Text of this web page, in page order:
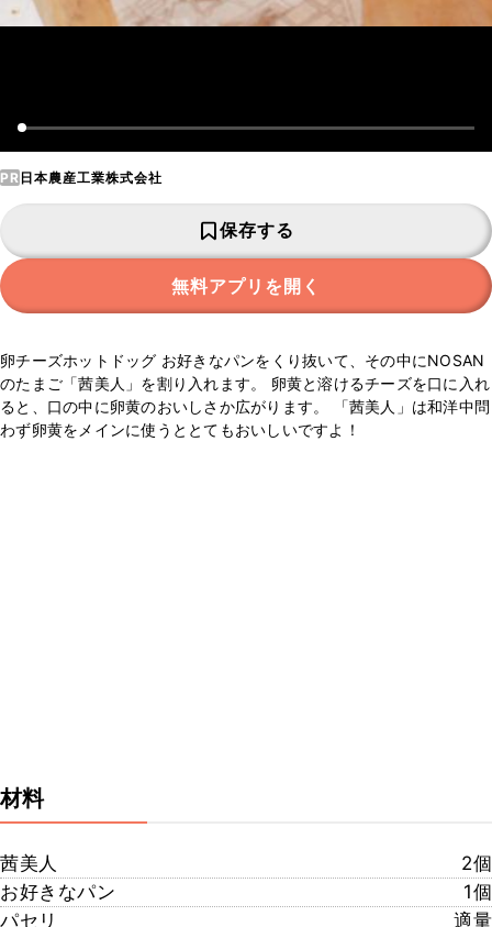
PR 日本農産工業株式会社
保存する
無料アプリを開く
卵チーズホットドッグ お好きなパンをくり抜いて、その中にNOSAN
のたまご「茜美人」を割り入れます。 卵黄と溶けるチーズを口に入れ
ると、口の中に卵黄のおいしさか広がります。 「茜美人」は和洋中問
わず卵黄をメインに使うととてもおいしいですよ！
材料
茜美人
2個
お好きなパン
1個
パセリ
適量